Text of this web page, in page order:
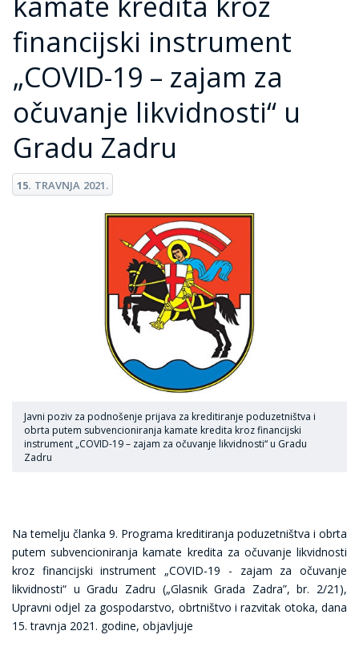
financijski instrument
„COVID-19 – zajam za
očuvanje likvidnosti“ u
Gradu Zadru
15. TRAVNJA 2021.
Javni poziv za podnošenje prijava za kreditiranje poduzetništva i
obrta putem subvencioniranja kamate kredita kroz financijski
instrument „COVID-19 – zajam za očuvanje likvidnosti“ u Gradu
Zadru
Na temelju članka 9. Programa kreditiranja poduzetništva i obrta
putem subvencioniranja kamate kredita za očuvanje likvidnosti
kroz financijski instrument „COVID-19 - zajam za očuvanje
likvidnosti“ u Gradu Zadru („Glasnik Grada Zadra”, br. 2/21),
Upravni odjel za gospodarstvo, obrtništvo i razvitak otoka, dana
15. travnja 2021. godine, objavljuje